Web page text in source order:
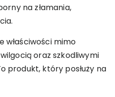
na złamania,
właściwości mimo
oraz szkodliwymi
produkt, który posłuży na